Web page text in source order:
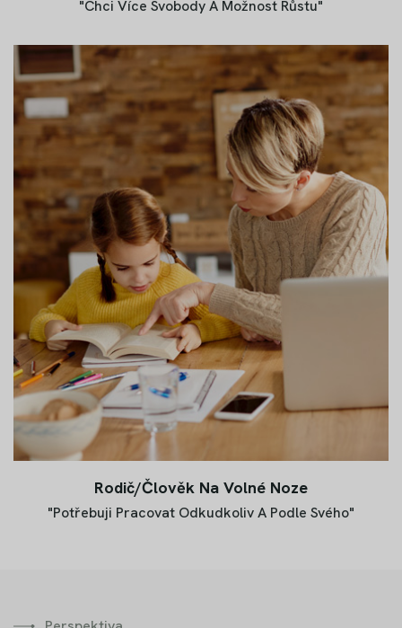
"Chci Více Svobody A Možnost Růstu"
Rodič/člověk Na Volné Noze
"potřebuji Pracovat Odkudkoliv A Podle Svého"